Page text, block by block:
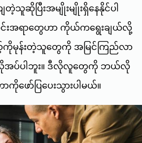
ဆိုပြီးအမျိုးမျိုးရှိနေနိုင်ပါ
းအရာတွေဟာ ကိုယ်ကရွေးချယ်လို့
ကိုမုန်းတဲ့သူတွေကို အမြင်ကြည်လာ
လိုအပ်ပါဘူး။ ဒီလိုလူတွေကို ဘယ်လို
ော်ပြပေးသွားပါမယ်။